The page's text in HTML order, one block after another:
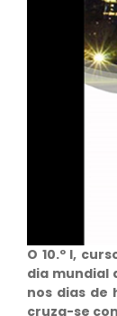
O 10.º I,
dia mundial
nos dias de
cruza-se